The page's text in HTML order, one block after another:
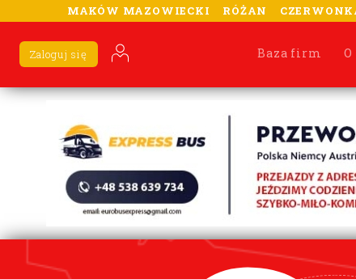
MAKÓW MAZOWIECKI RÓŻAN
Baza firm
Zaloguj się